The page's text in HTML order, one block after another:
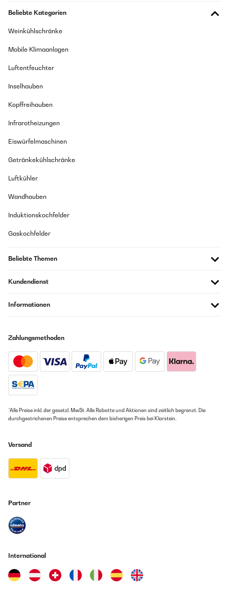
Beliebte Kategorien
Weinkühlschränke
Mobile Klimaanlagen
Luftentfeuchter
Inselhauben
Kopffreihauben
Infrarotheizungen
Eiswürfelmaschinen
Getränkekühlschränke
Luftkühler
Wandhauben
Induktionskochfelder
Gaskochfelder
Beliebte Themen
Kundendienst
Informationen
Zahlungsmethoden
*Alle Preise inkl. der gesetzl. MwSt. Alle Rabatte und Aktionen sind zeitlich begrenzt. Die
durchgestrichenen Preise entsprechen dem bisherigen Preis bei Klarstein.
Versand
Partner
International